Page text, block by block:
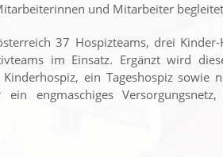
und Mitarbeiter
37 Hospizteams, drei
im Einsatz. Ergänzt wird
ein Tageshospiz sowie
engmaschiges